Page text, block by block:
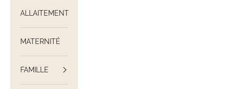
ALLAITEMENT
MATERNITÉ
FAMILLE